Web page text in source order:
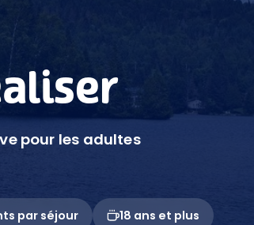
pour les adultes
par séjour 18 ans et plus